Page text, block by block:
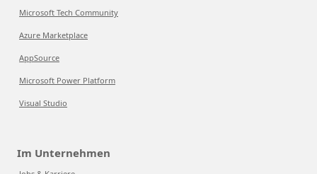
Microsoft Tech Community
Azure Marketplace
AppSource
Microsoft Power Platform
Visual Studio
Im Unternehmen